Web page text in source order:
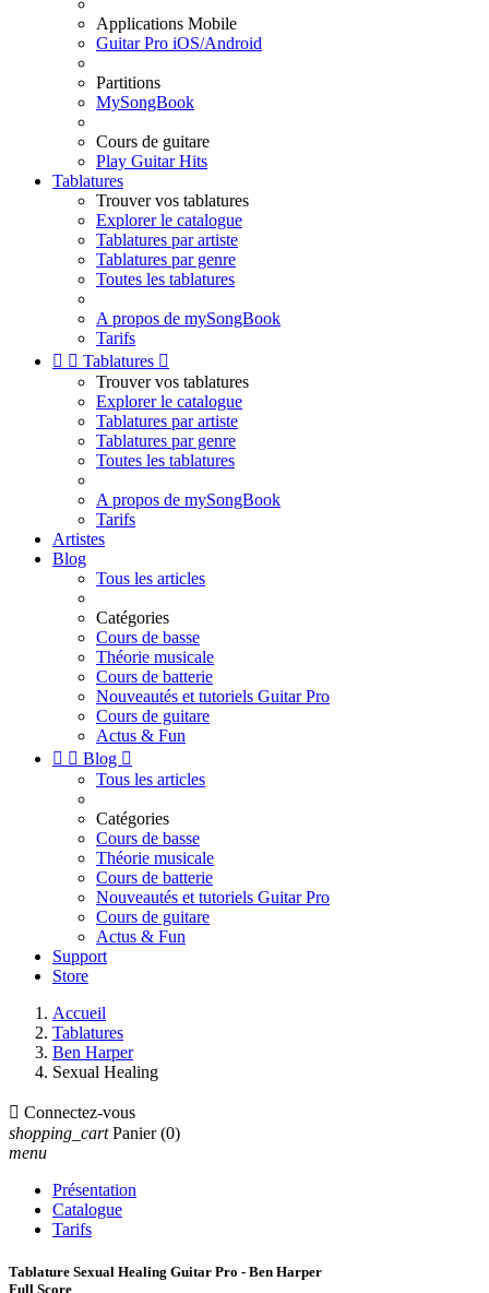
Applications Mobile
Guitar Pro iOS/Android
Partitions
MySongBook
Cours de guitare
Play Guitar Hits
Tablatures
Trouver vos tablatures
Explorer le catalogue
Tablatures par artiste
Tablatures par genre
Toutes les tablatures
A propos de mySongBook
Tarifs
  Tablatures 
Trouver vos tablatures
Explorer le catalogue
Tablatures par artiste
Tablatures par genre
Toutes les tablatures
A propos de mySongBook
Tarifs
Artistes
Blog
Tous les articles
Catégories
Cours de basse
Théorie musicale
Cours de batterie
Nouveautés et tutoriels Guitar Pro
Cours de guitare
Actus & Fun
  Blog 
Tous les articles
Catégories
Cours de basse
Théorie musicale
Cours de batterie
Nouveautés et tutoriels Guitar Pro
Cours de guitare
Actus & Fun
Support
Store
Accueil
Tablatures
Ben Harper
Sexual Healing
 Connectez-vous
shopping_cart Panier (0)
menu
Présentation
Catalogue
Tarifs
Tablature Sexual Healing Guitar Pro - Ben Harper
Full Score